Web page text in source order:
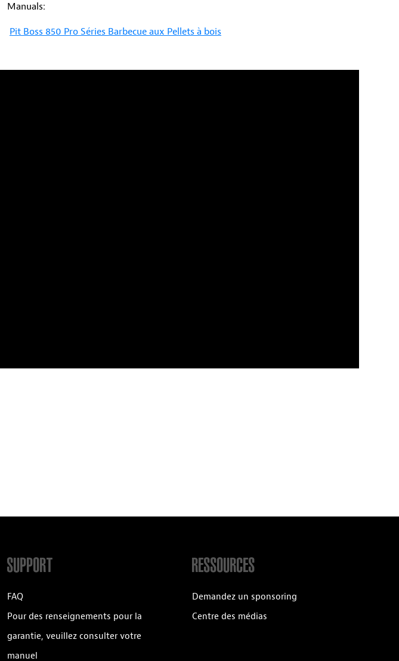
Manuals:
Pit Boss 850 Pro Séries Barbecue aux Pellets à bois
SUPPORT
FAQ
Pour des renseignements pour la
garantie, veuillez consulter votre
manuel
RESSOURCES
Demandez un sponsoring
Centre des médias